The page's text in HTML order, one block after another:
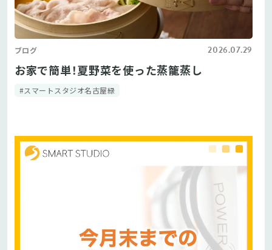
ブログ 2026.07.29
お家で簡単！夏野菜を使った蒸籠蒸し
#スマートスタジオ名古屋緑